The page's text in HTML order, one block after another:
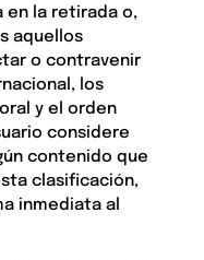
en la retirada o,
aquellos
o contravenir
los
y el orden
considere
contenido que
clasificación,
inmediata al